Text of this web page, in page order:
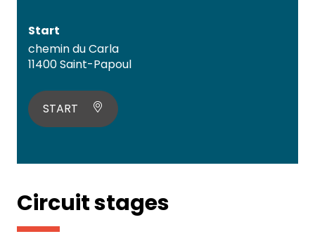
Start
chemin du Carla
11400 Saint-Papoul
START
Circuit stages